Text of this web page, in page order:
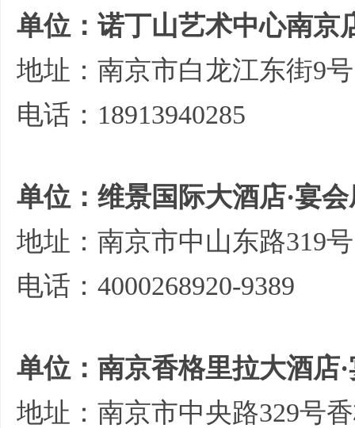
单位：诺丁山艺术中心南京
地址：南京市白龙江东街9号
电话：18913940285
单位：维景国际大酒店·宴会
地址：南京市中山东路319号
电话：4000268920-9389
单位：南京香格里拉大酒店
地址：南京市中央路329号